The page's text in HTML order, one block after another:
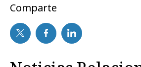
Comparte